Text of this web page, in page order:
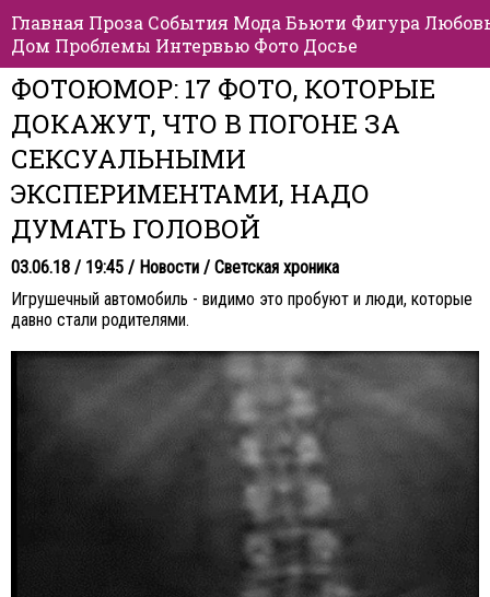
Главная Проза События Мода Бьюти Фигура
Дом Проблемы Интервью Фото Досье
ФОТОЮМОР: 17 ФОТО, КОТОРЫЕ
ДОКАЖУТ, ЧТО В ПОГОНЕ ЗА
СЕКСУАЛЬНЫМИ
ЭКСПЕРИМЕНТАМИ, НАДО
ДУМАТЬ ГОЛОВОЙ
03.06.18 / 19:45 / Новости / Светская хроника
Игрушечный автомобиль - видимо это пробуют и люди, которые
давно стали родителями.